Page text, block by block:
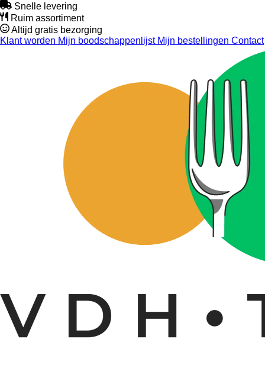
Snelle levering
Ruim assortiment
Altijd gratis bezorging
Klant worden Mijn boodschappenlijstMijn bestellingen Contact